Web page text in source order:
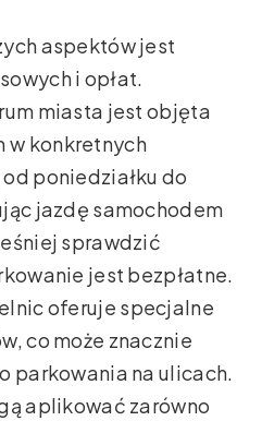
aspektów jest
i opłat.
miasta jest objęta
w konkretnych
poniedziałku do
jazdę samochodem
sprawdzić
jest bezpłatne.
oferuje specjalne
co może znacznie
parkowania na ulicach.
aplikować zarówno